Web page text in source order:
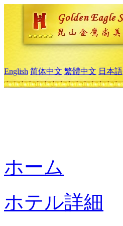
English 简体中文 繁體中文 日本語
ホーム
ホテル詳細